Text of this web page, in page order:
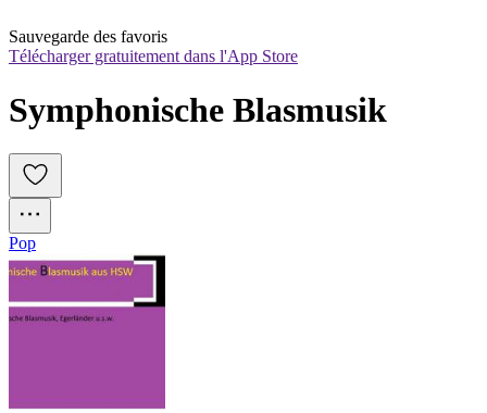
Sauvegarde des favoris
Télécharger gratuitement dans l'App Store
Symphonische Blasmusik
Pop